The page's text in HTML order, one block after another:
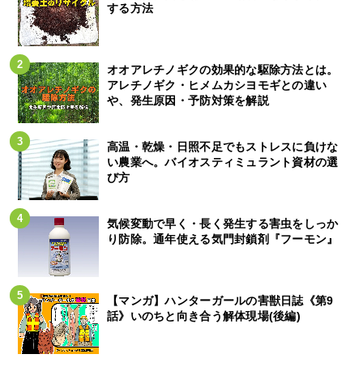
する方法
オオアレチノギクの効果的な駆除方法とは。
アレチノギク・ヒメムカシヨモギとの違い
や、発生原因・予防対策を解説
高温・乾燥・日照不足でもストレスに負けな
い農業へ。バイオスティミュラント資材の選
び方
気候変動で早く・長く発生する害虫をしっか
り防除。通年使える気門封鎖剤『フーモン』
【マンガ】ハンターガールの害獣日誌《第9
話》いのちと向き合う解体現場(後編)